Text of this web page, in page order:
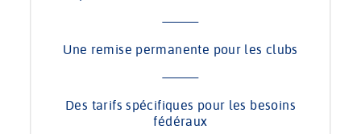
Une remise permanente pour les clubs
Des tarifs spécifiques pour les besoins
fédéraux